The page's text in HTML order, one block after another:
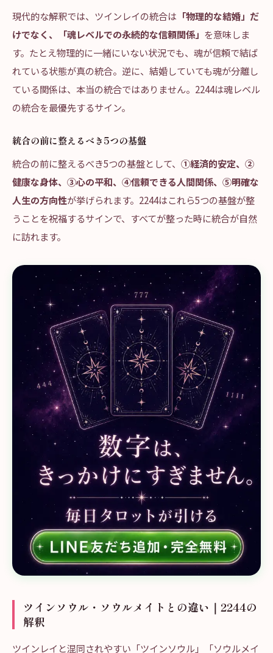
現代的な解釈では、ツインレイの統合は 「物理的な結婚」だ
けでなく、「魂レベルでの永続的な信頼関係」 を意味しま
す。たとえ物理的に一緒にいない状況でも、魂が信頼で結ば
れている状態が真の統合。逆に、結婚していても魂が分離し
ている関係は、本当の統合ではありません。2244は魂レベル
の統合を最優先するサイン。
統合の前に整えるべき5つの基盤
統合の前に整えるべき5つの基盤として、 ①経済的安定、②
健康な身体、③心の平和、④信頼できる人間関係、⑤明確な
人生の方向性が挙げられます。2244はこれら5つの基盤が整
うことを祝福するサインで、すべてが整った時に統合が自然
に訪れます。
ツインソウル・ソウルメイトとの違い｜2244の
解釈
ツインレイと混同されやすい「ツインソウル」「ソウルメイ